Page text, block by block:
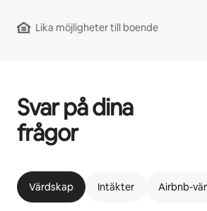
Lika möjligheter till boende
Svar på dina
frågor
Värdskap Intäkter Airbnb-